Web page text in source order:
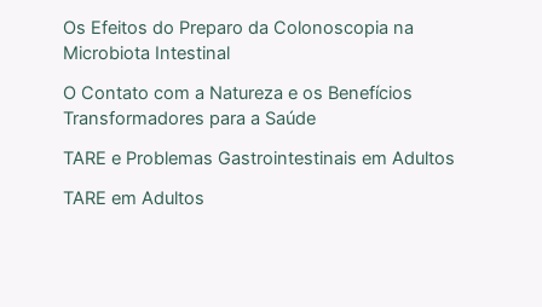
Os Efeitos do Preparo da Colonoscopia na
Microbiota Intestinal
O Contato com a Natureza e os Benefícios
Transformadores para a Saúde
TARE e Problemas Gastrointestinais em Adultos
TARE em Adultos